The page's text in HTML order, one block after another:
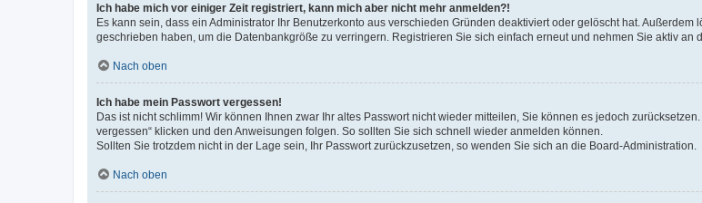
Ich habe mich vor einiger Zeit registriert, kann mich aber nicht mehr anmelden?!
Es kann sein, dass ein Administrator Ihr Benutzerkonto aus verschieden Gründen deaktiviert oder gelöscht hat.
geschrieben haben, um die Datenbankgröße zu verringern. Registrieren Sie sich einfach erneut und nehmen Sie aktiv an
Nach oben
Ich habe mein Passwort vergessen!
Das ist nicht schlimm! Wir können Ihnen zwar Ihr altes Passwort nicht wieder mitteilen, Sie können es jedoch
vergessen“ klicken und den Anweisungen folgen. So sollten Sie sich schnell wieder anmelden können.
Sollten Sie trotzdem nicht in der Lage sein, Ihr Passwort zurückzusetzen, so wenden Sie sich an die Board-Administration.
Nach oben